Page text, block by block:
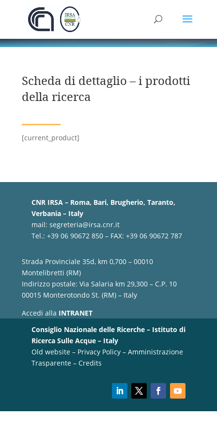
Scheda di dettaglio – i prodotti
della ricerca
[current_product]
CNR IRSA – Roma, Bari, Brugherio, Taranto,
Verbania – Italy
mail: segreteria@irsa.cnr.it
Tel.: +39 06 90672 850 – FAX: +39 06 90672 787
Strada Provinciale 35d, km 0,700 – 00010
Montelibretti (RM)
Indirizzo postale: Via Salaria km 29,300 – C.P. 10
00015 Monterotondo St. (RM) – Italy
Accedi alla INTRANET
Consiglio Nazionale delle Ricerche – Istituto di
Ricerca Sulle Acque – Italy
Old website– Privacy Policy– Amministrazione
Trasparente– Credits